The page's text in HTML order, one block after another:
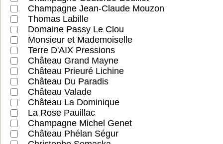
Champagne Jean-Claude Mouzon
Thomas Labille
Domaine Passy Le Clou
Monsieur et Mademoiselle
Terre D'AIX Pressions
Château Grand Mayne
Château Prieuré Lichine
Château Du Paradis
Château Valade
Château La Dominique
La Rose Pauillac
Champagne Michel Genet
Château Phélan Ségur